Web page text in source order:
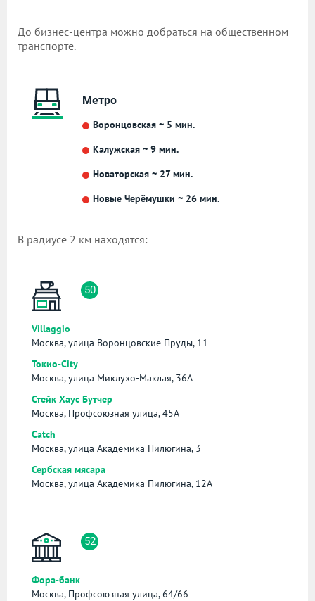
До бизнес-центра можно добраться на общественном
транспорте.
Метро
Воронцовская ~ 5 мин.
Калужская ~ 9 мин.
Новаторская ~ 27 мин.
Новые Черёмушки ~ 26 мин.
В радиусе 2 км находятся:
50
Villaggio
Москва, улица Воронцовские Пруды, 11
Токио-City
Москва, улица Миклухо-Маклая, 36А
Стейк Хаус Бутчер
Москва, Профсоюзная улица, 45А
Catch
Москва, улица Академика Пилюгина, 3
Сербская мясара
Москва, улица Академика Пилюгина, 12А
52
Фора-банк
Москва, Профсоюзная улица, 64/66